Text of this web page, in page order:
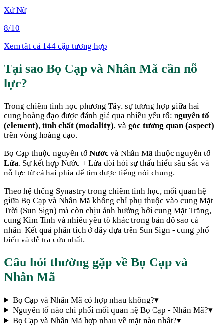
Xử Nữ
8/10
Xem tất cả 144 cặp tương hợp
Tại sao Bọ Cạp và Nhân Mã cần nỗ
lực?
Trong chiêm tinh học phương Tây, sự tương hợp giữa hai
cung hoàng đạo được đánh giá qua nhiều yếu tố: nguyên tố
(element), tính chất (modality), và góc tương quan (aspect)
trên vòng hoàng đạo.
Bọ Cạp thuộc nguyên tố Nước và Nhân Mã thuộc nguyên tố
Lửa. Sự kết hợp Nước + Lửa đòi hỏi sự thấu hiểu sâu sắc và
nỗ lực từ cả hai phía để tìm được tiếng nói chung.
Theo hệ thống Synastry trong chiêm tinh học, mối quan hệ
giữa Bọ Cạp và Nhân Mã không chỉ phụ thuộc vào cung Mặt
Trời (Sun Sign) mà còn chịu ảnh hưởng bởi cung Mặt Trăng,
cung Kim Tinh và nhiều yếu tố khác trong bản đồ sao cá
nhân. Kết quả phân tích ở đây dựa trên Sun Sign - cung phổ
biến và dễ tra cứu nhất.
Câu hỏi thường gặp về Bọ Cạp và
Nhân Mã
Bọ Cạp và Nhân Mã có hợp nhau không?▾
Nguyên tố nào chi phối mối quan hệ Bọ Cạp - Nhân Mã?▾
Bọ Cạp và Nhân Mã hợp nhau về mặt nào nhất?▾